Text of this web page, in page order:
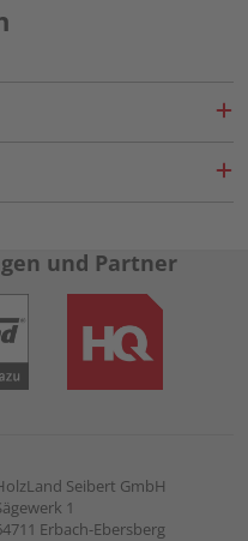
und Partner
Seibert GmbH
1
Erbach-Ebersberg